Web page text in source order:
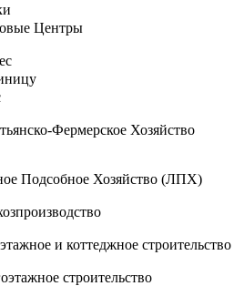
Центры
Фермерское Хозяйство
Подсобное Хозяйство (ЛПХ)
и коттеджное строительство
строительство